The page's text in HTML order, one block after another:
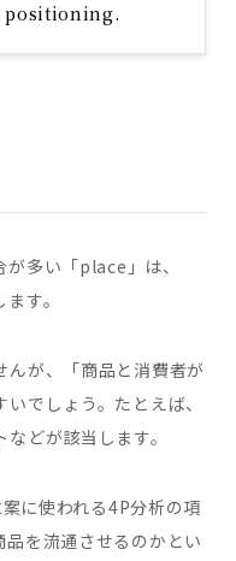
positioning.
が多い「place」は、
す。
んが、「商品と消費者が
でしょう。たとえば、
どが該当します。
に使われる4P分析の項
を流通させるのかとい